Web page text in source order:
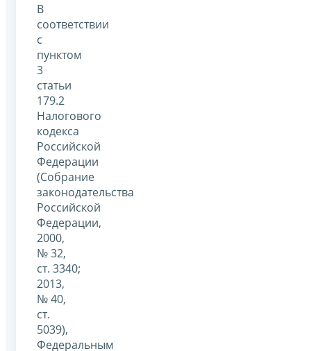
В
соответствии
с
пунктом
3
статьи
179.2
Налогового
кодекса
Российской
Федерации
(Собрание
законодательства
Российской
Федерации,
2000,
№ 32,
ст. 3340;
2013,
№ 40,
ст.
5039),
Федеральным